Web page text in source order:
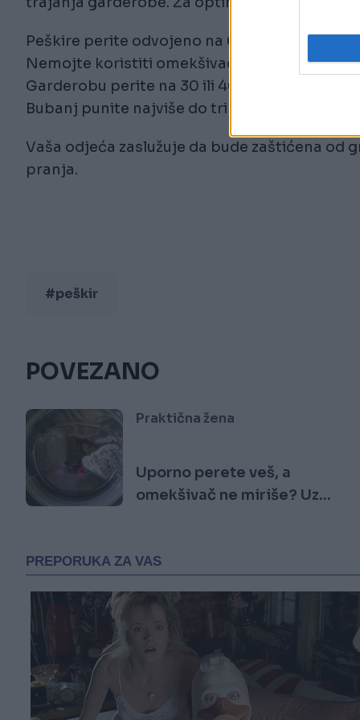
Peškire perite odvojeno na 60 stepeni
Nemojte koristiti omekšivač, već dodajte
Garderobu perite na 30 ili 40 stepeni
Bubanj punite najviše do tri četvrtine
Vaša odjeća zaslužuje da bude zaštićena
pranja.
#peškir
POVEZANO
Praktična žena
Uporno perete veš, a
omekšivač ne miriše? Uz